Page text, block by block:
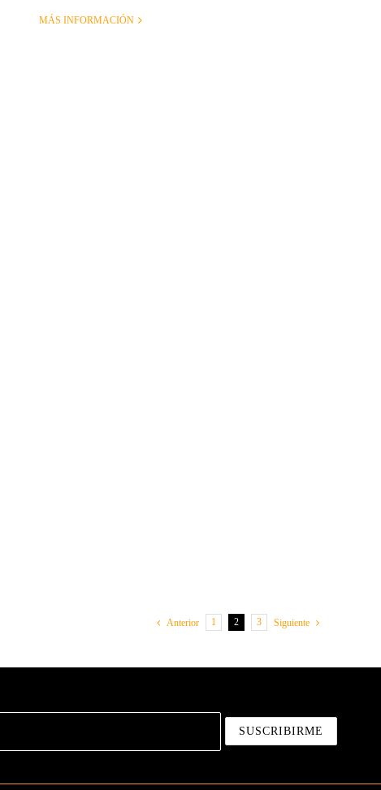
MÁS INFORMACIÓN
Anterior 1 2 3 Siguiente